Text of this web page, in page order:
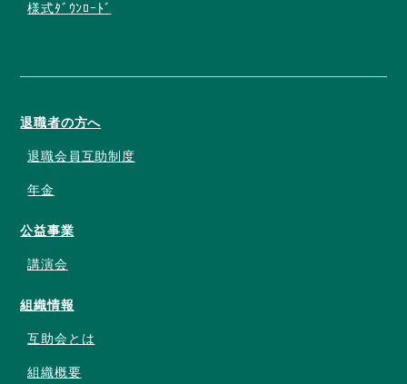
様式ﾀﾞｳﾝﾛｰﾄﾞ
退職者の方へ
退職会員互助制度
年金
公益事業
講演会
組織情報
互助会とは
組織概要